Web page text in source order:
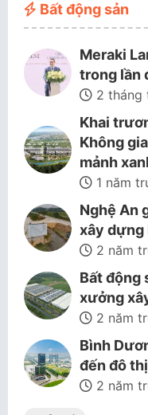
Bất động sản
Meraki
trong lần
2 tháng
Khai
Không
mảnh
1 năm
Nghệ An
xây dựng
2 năm
Bất động
xưởng
2 năm
Bình
đến đô
2 năm